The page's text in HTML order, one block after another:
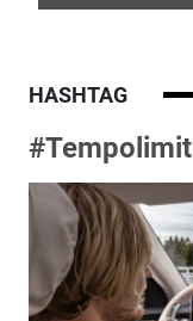
HASHTAG
#Tempolimit